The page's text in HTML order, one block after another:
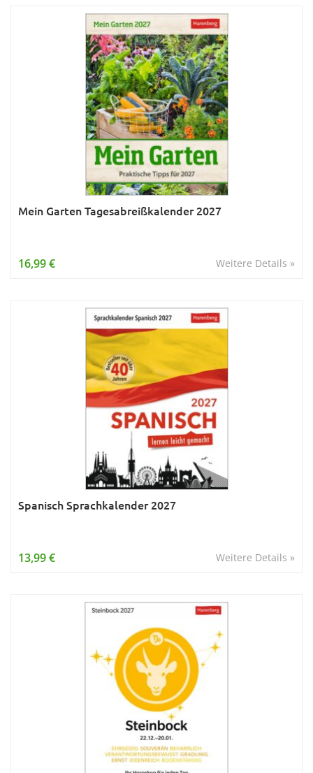
Mein Garten Tagesabreißkalender 2027
Weitere Details »
16,99 €
Spanisch Sprachkalender 2027
Weitere Details »
13,99 €